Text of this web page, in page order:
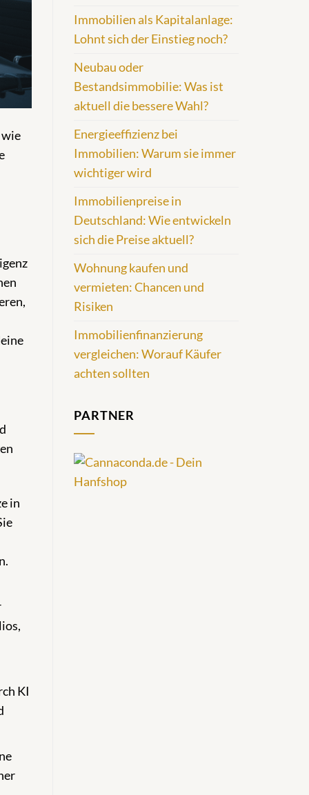
in
KI
Immobilien als Kapitalanlage:
Lohnt sich der Einstieg noch?
Neubau oder
Bestandsimmobilie: Was ist
aktuell die bessere Wahl?
Energieeffizienz bei
Immobilien: Warum sie immer
wichtiger wird
Immobilienpreise in
Deutschland: Wie entwickeln
sich die Preise aktuell?
Wohnung kaufen und
vermieten: Chancen und
Risiken
Immobilienfinanzierung
vergleichen: Worauf Käufer
achten sollten
PARTNER